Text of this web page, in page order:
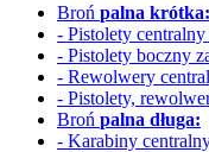
Broń palna krótka:
- Pistolety centralny
- Pistolety boczny
- Rewolwery
- Pistolety,
Broń palna długa:
- Karabiny